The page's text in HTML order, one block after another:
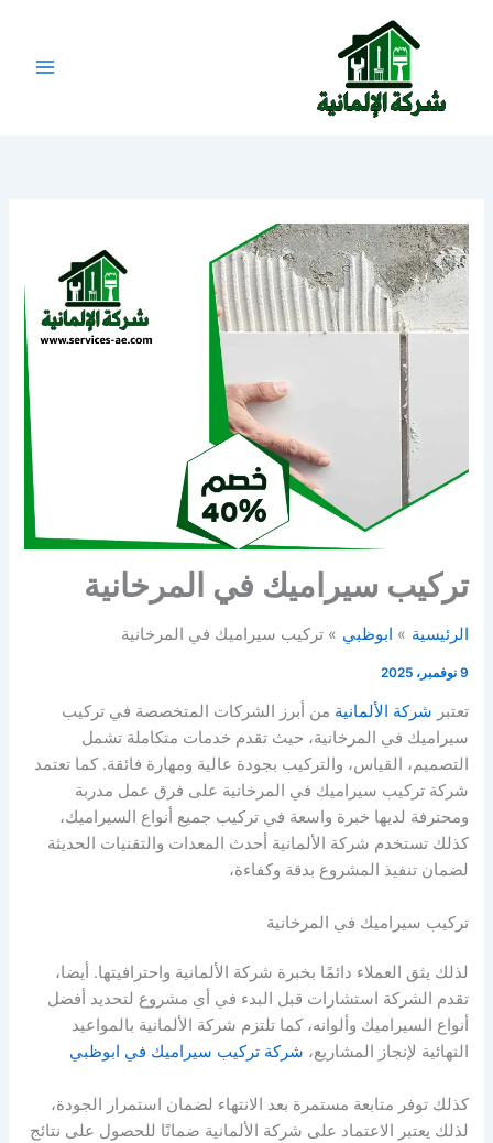
تركيب سيراميك في المرخانية
الرئيسية ابوظبي تركيب سيراميك في المرخانية
9 نوفمبر، 2025
تعتبر شركة الألمانية من أبرز الشركات المتخصصة في تركيب
سيراميك في المرخانية، حيث تقدم خدمات متكاملة تشمل
التصميم، القياس، والتركيب بجودة عالية ومهارة فائقة. كما تعتمد
شركة تركيب سيراميك في المرخانية على فرق عمل مدربة
ومحترفة لديها خبرة واسعة في تركيب جميع أنواع السيراميك،
كذلك تستخدم شركة الألمانية أحدث المعدات والتقنيات الحديثة
لضمان تنفيذ المشروع بدقة وكفاءة،
تركيب سيراميك في المرخانية
لذلك يثق العملاء دائمًا بخبرة شركة الألمانية واحترافيتها. أيضا،
تقدم الشركة استشارات قبل البدء في أي مشروع لتحديد أفضل
أنواع السيراميك وألوانه، كما تلتزم شركة الألمانية بالمواعيد
النهائية لإنجاز المشاريع، شركة تركيب سيراميك في ابوظبي
كذلك توفر متابعة مستمرة بعد الانتهاء لضمان استمرار الجودة،
لذلك يعتبر الاعتماد على شركة الألمانية ضمانًا للحصول على نتائج